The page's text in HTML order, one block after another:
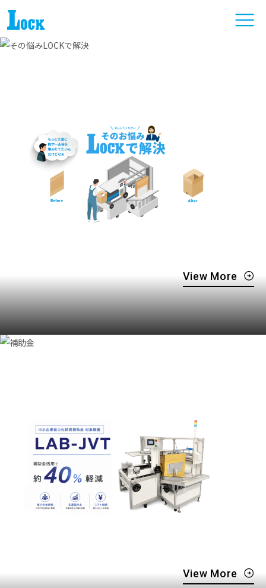
View More
View More